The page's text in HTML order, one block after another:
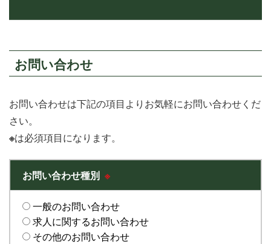
お問い合わせ
お問い合わせは下記の項目よりお気軽にお問い合わせくだ
さい。
※は必須項目になります。
お問い合わせ種別 ※
一般のお問い合わせ
求人に関するお問い合わせ
その他のお問い合わせ